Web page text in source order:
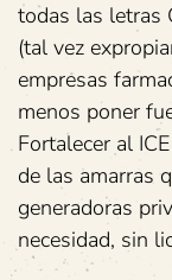
todas las letras
(tal vez
empresas
menos poner
Fortalecer al
de las amarras
generadoras
necesidad, sin